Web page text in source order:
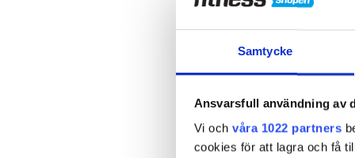
Samtycke
Ansvarsfull användning av
Vi och våra 1022 partners
cookies för att lagra och få